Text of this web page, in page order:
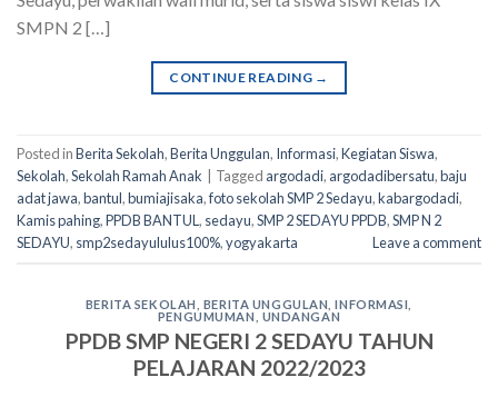
SMPN 2 […]
CONTINUE READING →
Posted inBerita Sekolah,Berita Unggulan, Informasi,Kegiatan Siswa,
Sekolah,Sekolah Ramah Anak Tagged argodadi, argodadibersatu,baju
adat jawa,bantul,bumiajisaka,foto sekolah SMP 2 Sedayu,kabargodadi,
Kamis pahing,PPDB BANTUL , sedayu,SMP 2 SEDAYU PPDB,SMP N 2
SEDAYU, smp2sedayululus100%,yogyakarta Leave a comment
BERITA SEKOLAH BERITA UNGGULAN ,INFORMASI
PENGUMUMAN
UNDANGAN
PPDB SMP NEGERI 2 SEDAYU TAHUN
PELAJARAN 2022/2023